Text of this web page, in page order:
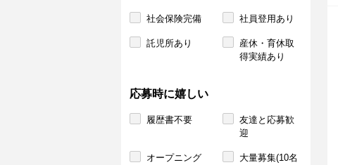
社会保険完備 社員登用あり
託児所あり
産休・育休取
得実績あり
応募時に嬉しい
履歴書不要
友達と応募歓
迎
オープニング
大量募集(10名